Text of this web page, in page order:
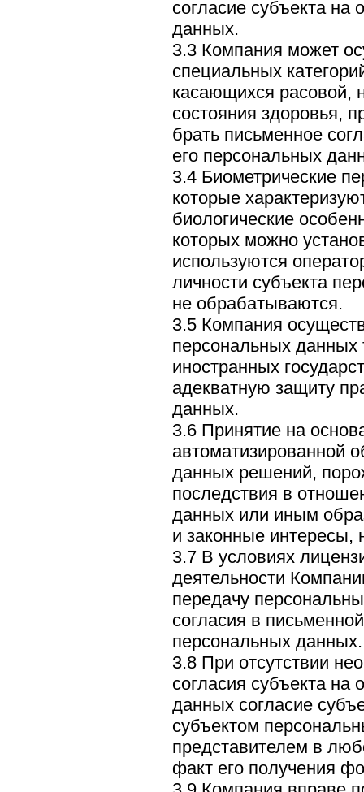
согласие субъекта на
данных.
3.3 Компания может
специальных
касающихся расовой,
состояния здоровья,
брать письменное
его персональных
3.4 Биометрические
которые
биологические
которых можно
используются
личности субъекта
не обрабатываются.
3.5 Компания
персональных данных
иностранных
адекватную защиту
данных.
3.6 Принятие на
автоматизированной
данных решений,
последствия в
данных или иным
и законные интересы,
3.7 В условиях
деятельности
передачу
согласия в
персональных данных.
3.8 При отсутствии
согласия субъекта на
данных согласие
субъектом
представителем в
факт его получения